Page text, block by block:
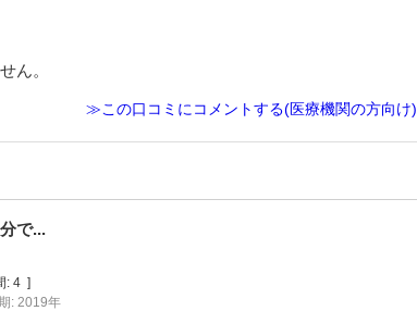
ん。
≫この口コミにコメントする(医療機関の方向け)
で...
: 4
: 2019年